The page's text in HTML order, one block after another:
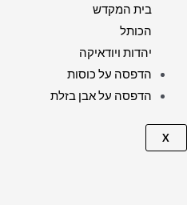
בית המקדש
הכותל
יהדות ויודאיקה
הדפסה על כוסות
הדפסה על אבן בזלת
X